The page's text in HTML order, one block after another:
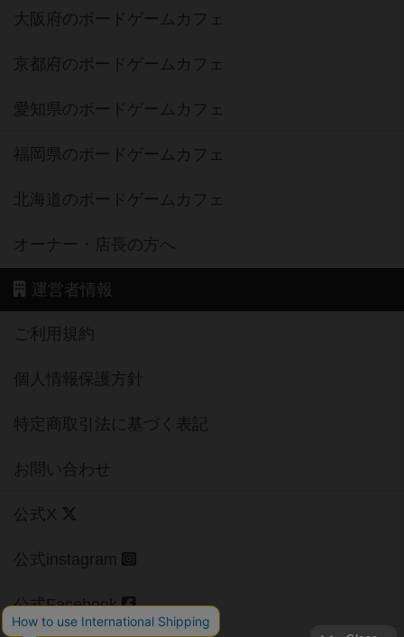
大阪府のボードゲームカフェ
京都府のボードゲームカフェ
愛知県のボードゲームカフェ
福岡県のボードゲームカフェ
北海道のボードゲームカフェ
オーナー・店長の方へ
運営者情報
ご利用規約
個人情報保護方針
特定商取引法に基づく表記
お問い合わせ
公式X
公式instagram
公式Facebook